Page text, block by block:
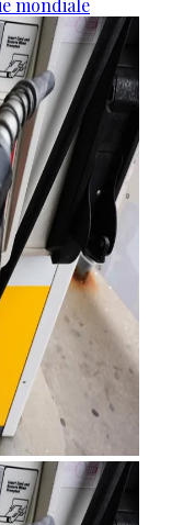
mondiale